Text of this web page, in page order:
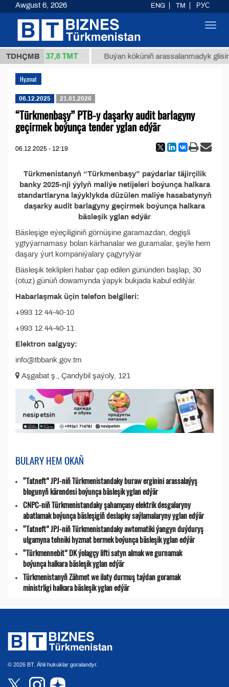
TDHÇMB
34/1 (kg.) 37,8 ТМТ Buýan köküniň arassalanmadyk
Hyzmat
06.12.2025 21.01.2026
“Türkmenbaşy” PTB-y daşarky audit barlagyny
geçirmek boýunça tender yglan edýär
06.12.2025 - 12:19
Türkmenistanyň “Türkmenbaşy” paýdarlar täjirçilik
banky 2025-nji ýylyň maliýe netijeleri boýunça halkara
standartlaryna laýyklykda düzülen maliýe hasabatynyň
daşarky audit barlagyny geçirmek boýunça halkara
bäsleşik yglan edýär
Bäsleşige eýeçiliginiň görnüşine garamazdan, degişli
ygtyýarnamasy bolan kärhanalar we guramalar, şeýle hem
daşary ýurt kompaniýalary çagyrylýar
Bäsleşik teklipleri habar çap edilen gününden başlap, 30
(otuz) günüň dowamynda ýapyk bukjada kabul edilýär.
Habarlaşmak üçin telefon belgileri:
+993 12 44-40-10
+993 12 44-40-11
Elektron salgysy:
info@tbbank.gov.tm
Aşgabat ş., Çandybil şaýoly, 121
BULARY HEM OKAŇ
“Tatneft” JPJ-niň Türkmenistandaky buraw erginini arassalaýyş
blogunyň kärendesi boýunça bäsleşik yglan edýär
CNPC-niň Türkmenistandaky şahamçasy elektrik desgalaryny
abatlamak boýunça bäsleşigiň deslapky saýlamalaryny yglan edýär
“Tatneft” JPJ-niň Türkmenistandaky awtomatiki ýangyn duýduryş
ulgamyna tehniki hyzmat bermek boýunça bäsleşik yglan edýär
“Türkmennebit” DK ýolagçy lifti satyn almak we gurnamak
boýunça halkara bäsleşik yglan edýär
Türkmenistanyň Zähmet we ilaty durmuş taýdan goramak
ministrligi halkara bäsleşik yglan edýär
© 2026 BT. Ähli hukuklar goralandyr.
Awgust 6, 2026 ENG TM РУС